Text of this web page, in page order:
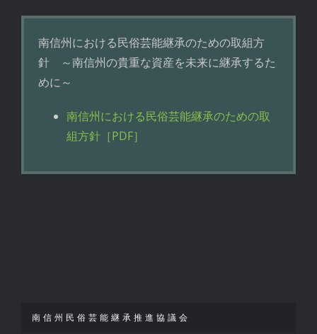
南信州における民俗芸能継承のための取組方
針 ～南信州の貴重な資産を未来に継承するた
めに～
南信州における民俗芸能継承のための取
組方針［PDF］
南信州民俗芸能継承推進協議会